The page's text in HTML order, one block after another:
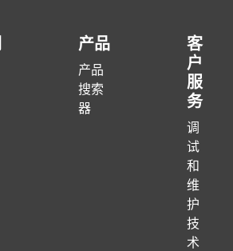
产品
产品
搜索
器
客
户
服
务
调
试
和
维
护
技
术